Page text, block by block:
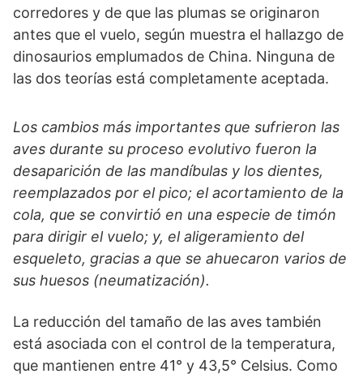
corredores y de que las plumas se originaron
antes que el vuelo, según muestra el hallazgo de
dinosaurios emplumados de China. Ninguna de
las dos teorías está completamente aceptada.
Los cambios más importantes que sufrieron las
aves durante su proceso evolutivo fueron la
desaparición de las mandíbulas y los dientes,
reemplazados por el pico; el acortamiento de la
cola, que se convirtió en una especie de timón
para dirigir el vuelo; y, el aligeramiento del
esqueleto, gracias a que se ahuecaron varios de
sus huesos (neumatización).
La reducción del tamaño de las aves también
está asociada con el control de la temperatura,
que mantienen entre 41° y 43,5° Celsius. Como